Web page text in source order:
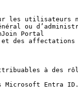
les utilisateurs
ou
Portal
et des
à des
Microsoft